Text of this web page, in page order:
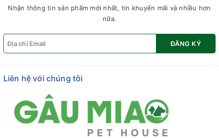
Nhận thông tin sản phẩm mới nhất, tin khuyến mãi và nhiều hơn
nữa.
ĐĂNG KÝ
Liên hệ với chúng tôi